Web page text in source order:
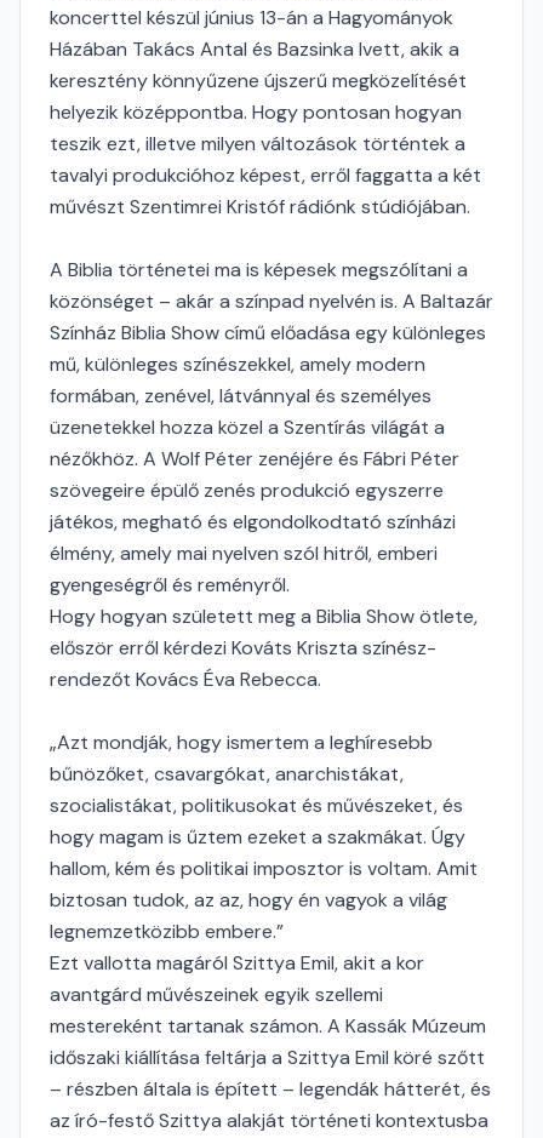
koncerttel készül június 13-án a Hagyományok
Házában Takács Antal és Bazsinka Ivett, akik a
keresztény könnyűzene újszerű megközelítését
helyezik középpontba. Hogy pontosan hogyan
teszik ezt, illetve milyen változások történtek a
tavalyi produkcióhoz képest, erről faggatta a két
művészt Szentimrei Kristóf rádiónk stúdiójában.
A Biblia történetei ma is képesek megszólítani a
közönséget – akár a színpad nyelvén is. A Baltazár
Színház Biblia Show című előadása egy különleges
mű, különleges színészekkel, amely modern
formában, zenével, látvánnyal és személyes
üzenetekkel hozza közel a Szentírás világát a
nézőkhöz. A Wolf Péter zenéjére és Fábri Péter
szövegeire épülő zenés produkció egyszerre
játékos, megható és elgondolkodtató színházi
élmény, amely mai nyelven szól hitről, emberi
gyengeségről és reményről.
Hogy hogyan született meg a Biblia Show ötlete,
először erről kérdezi Kováts Kriszta színész-
rendezőt Kovács Éva Rebecca.
„Azt mondják, hogy ismertem a leghíresebb
bűnözőket, csavargókat, anarchistákat,
szocialistákat, politikusokat és művészeket, és
hogy magam is űztem ezeket a szakmákat. Úgy
hallom, kém és politikai imposztor is voltam. Amit
biztosan tudok, az az, hogy én vagyok a világ
legnemzetközibb embere.”
Ezt vallotta magáról Szittya Emil, akit a kor
avantgárd művészeinek egyik szellemi
mestereként tartanak számon. A Kassák Múzeum
időszaki kiállítása feltárja a Szittya Emil köré szőtt
– részben általa is épített – legendák hátterét, és
az író-festő Szittya alakját történeti kontextusba